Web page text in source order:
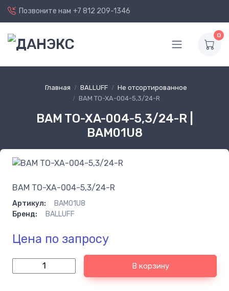
Позвоните нам +7 812 209-1346
0
Главная BALLUFF
Не отсортированное
BAM TO-XA-004-5,3/24-R
BAM TO-XA-004-5,3/24-R |
BAM01U8
BAM TO-XA-004-5,3/24-R
Артикул:
BAM01U8
Бренд:
BALLUFF
Цена по запросу
В корзину